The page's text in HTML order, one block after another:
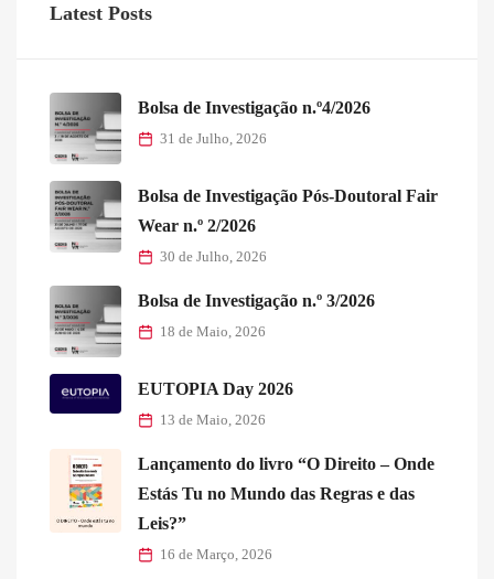
Latest Posts
Bolsa de Investigação n.º4/2026
31 de Julho, 2026
Bolsa de Investigação Pós-Doutoral Fair
Wear n.º 2/2026
30 de Julho, 2026
Bolsa de Investigação n.º 3/2026
18 de Maio, 2026
EUTOPIA Day 2026
13 de Maio, 2026
Lançamento do livro “O Direito – Onde
Estás Tu no Mundo das Regras e das
Leis?”
16 de Março, 2026